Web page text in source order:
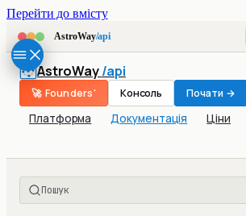
Перейти до вмісту
AstroWay/api
AstroWay/api
Платформа Документація Ціни
🚀 Founders' Консоль Почати →
Пошук